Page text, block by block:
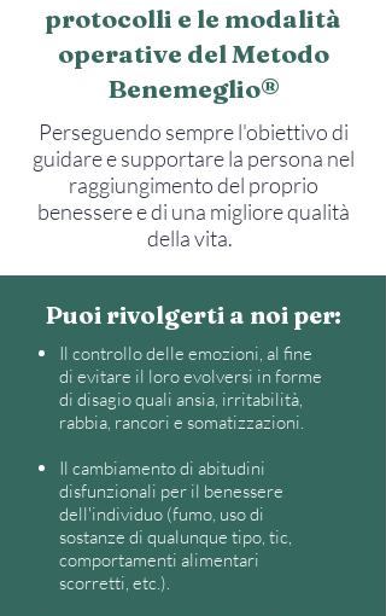
protocolli e le modalità
operative del Metodo
Benemeglio®
Perseguendo sempre l'obiettivo di
guidare e supportare la persona nel
raggiungimento del proprio
benessere e di una migliore qualità
della vita.
Puoi rivolgerti a noi per:
Il controllo delle emozioni, al fine
di evitare il loro evolversi in forme
di disagio quali ansia, irritabilità,
rabbia, rancori e somatizzazioni.
Il cambiamento di abitudini
disfunzionali per il benessere
dell'individuo (fumo, uso di
sostanze di qualunque tipo, tic,
comportamenti alimentari
scorretti, etc.).